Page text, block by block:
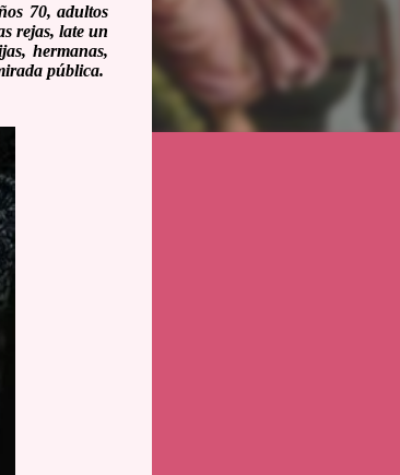
70, adultos
rejas, late un
hermanas,
pública.